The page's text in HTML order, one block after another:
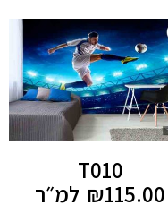
T010
₪115.00 למ״ר